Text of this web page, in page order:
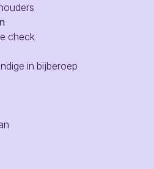
check
in bijberoep